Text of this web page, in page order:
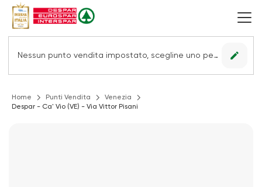
Nessun punto vendita impostato, scegline uno per vedere le offerte. edit
Home Punti Vendita
Venezia
Despar - Ca' Vio (VE) - Via Vittor Pisani